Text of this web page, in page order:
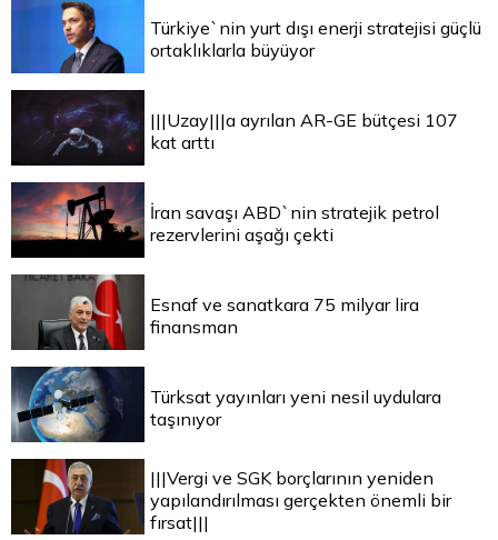
Türkiye`nin yurt dışı enerji stratejisi güçlü
ortaklıklarla büyüyor
|||Uzay|||a ayrılan AR-GE bütçesi 107
kat arttı
İran savaşı ABD`nin stratejik petrol
rezervlerini aşağı çekti
Esnaf ve sanatkara 75 milyar lira
finansman
Türksat yayınları yeni nesil uydulara
taşınıyor
|||Vergi ve SGK borçlarının yeniden
yapılandırılması gerçekten önemli bir
fırsat|||